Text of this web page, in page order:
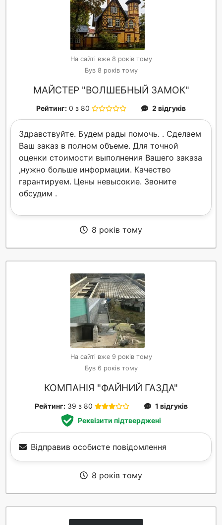
На сайті вже 8 років тому
Був 8 років тому
МАЙСТЕР "ВОЛШЕБНЫЙ ЗАМОК"
Рейтинг: 0 з 80 2 відгуків
Здравствуйте. Будем рады помочь. . Сделаем
Ваш заказ в полном объеме. Для точной
оценки стоимости выполнения Вашего заказа
,нужно больше информации. Качество
гарантируем. Цены невысокие. Звоните
обсудим .
8 років тому
На сайті вже 9 років тому
Був 6 років тому
КОМПАНІЯ "ФАЙНИЙ ГАЗДА"
Рейтинг: 39 з 80
1 відгуків
Реквізити підтверджені
Відправив особисте повідомлення
8 років тому